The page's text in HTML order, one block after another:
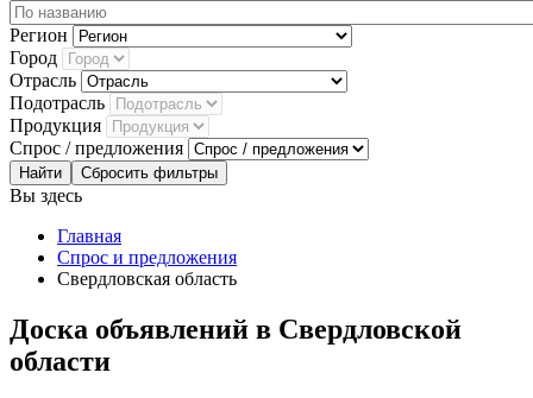
Регион
Город
Отрасль
Подотрасль
Продукция
Спрос / предложения
Сбросить фильтры
Вы здесь
Главная
Спрос и предложения
Свердловская область
Доска объявлений в Свердловской
области